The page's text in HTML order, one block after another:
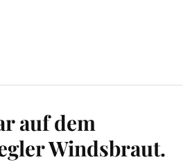
auf dem
Windsbraut.